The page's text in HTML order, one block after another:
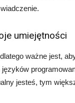
umiejętności
ważne jest,
jesteś, tym